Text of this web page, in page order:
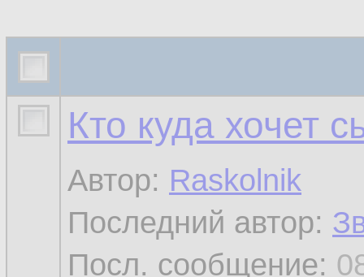
Кто куда хочет
Автор: Raskolnik
Последний автор:
Посл. сообщение: